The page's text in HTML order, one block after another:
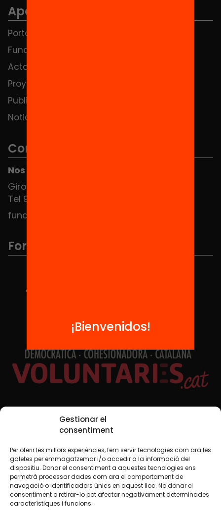
Gestionar el
consentiment
Per oferir les millors experiències, fem servir tecnologies com ara les
galetes per emmagatzemar i/o accedir a la informació del
dispositiu. Donar el consentiment a aquestes tecnologies ens
permetrà processar dades com ara el comportament de
navegació o identificadors únics en aquest lloc. No donar el
consentiment o retirar-lo pot afectar negativament determinades
característiques i funcions.
Apartados
Portada
Fundación
Actos
Proyectos
Publicaciones y vídeos
Noticias
Contacto
Nos puedes encontrar en el HUB Social
Girona 34, interior 08010 Barcelona
Tel 934 588 700
fundacio@equitat.org
Formamos parte de...
Redes sociales
TWT YTB IG FB IN
Aviso legalPolítica de cookies
¡Bienvenidos!